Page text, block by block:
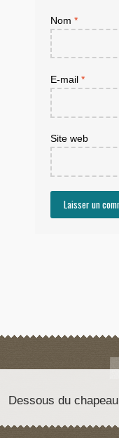
Nom *
E-mail *
Site web
Dessous du chapeau